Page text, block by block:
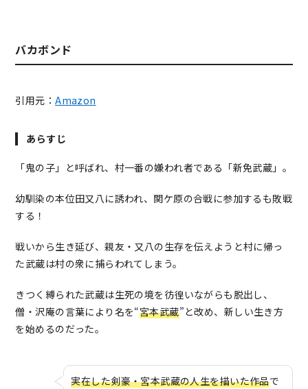
バカボンド
引用元：Amazon
あらすじ
「鬼の子」と呼ばれ、村一番の嫌われ者である「新免武蔵」。
幼馴染の本位田又八に誘われ、関ケ原の合戦に参加するも敗戦
する！
戦いから生き延び、親友・又八の生存を伝えようと村に帰っ
た武蔵は村の衆に捕らわれてしまう。
きつく縛られた武蔵は生死の境を彷徨いながらも脱出し、
僧・沢庵の言葉により名を“宮本武蔵”と改め、新しい生き方
を始めるのだった。
実在した剣豪・宮本武蔵の人生を描いた作品で